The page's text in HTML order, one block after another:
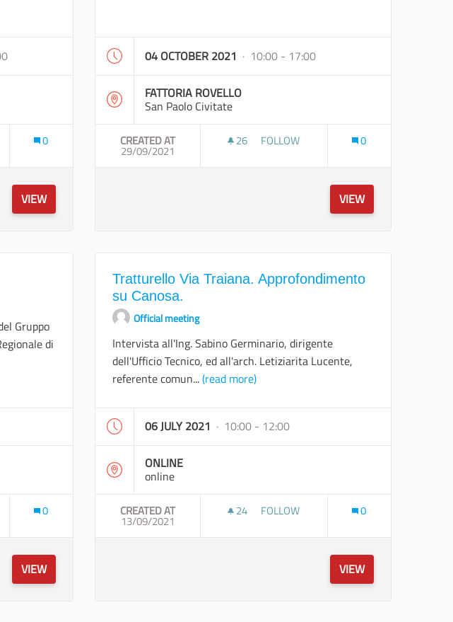
0
VIEW
04 OCTOBER 2021 · 10:00 - 17:00
FATTORIA ROVELLO
San Paolo Civitate
CREATED AT
29/09/2021
26 26 FOLLOWERS
FOLLOW 0
VIEW
Gruppo
di
DECIDIM/DECIDIM::HASHTAG/74/39;OUT TROIA
0
VIEW
Tratturello Via Traiana. Approfondimento
su Canosa.
Official meeting
Intervista all'Ing. Sabino Germinario, dirigente
dell'Ufficio Tecnico, ed all'arch. Letiziarita Lucente,
referente comun...(read more)
06 JULY 2021 · 10:00 - 12:00
ONLINE
online
CREATED AT
13/09/2021
24 24 FOLLOWERS
FOLLOW 0
VIEW